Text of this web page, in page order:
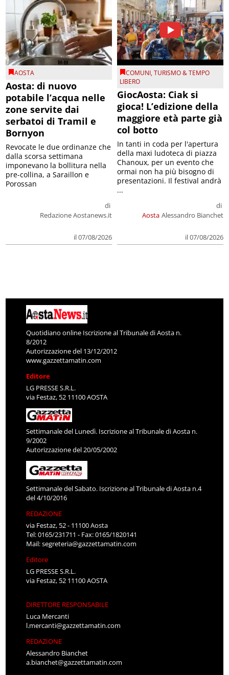
AOSTA
Aosta: di nuovo
potabile l’acqua nelle
zone servite dai
serbatoi di Tramil e
Bornyon
di
Redazione Aostanews.it
il 07/08/2026
Revocate le due ordinanze che
dalla scorsa settimana
imponevano la bollitura nella
pre-collina, a Saraillon e
Porossan
COMUNI,TURISMO & TEMPO
LIBERO
GiocAosta: Ciak si
gioca! L’edizione della
maggiore età parte già
col botto
Aosta
di
Alessandro Bianchet
il 07/08/2026
In tanti in coda per l'apertura
della maxi ludoteca di piazza
Chanoux, per un evento che
ormai non ha più bisogno di
presentazioni. Il festival andrà
...
Quotidiano online Iscrizione al Tribunale di Aosta n.
8/2012
Autorizzazione del 13/12/2012
www.gazzettamatin.com
Editore
LG PRESSE S.R.L.
via Festaz, 52 11100 AOSTA
Settimanale del Lunedì. Iscrizione al Tribunale di Aosta n.
9/2002
Autorizzazione del 20/05/2002
Settimanale del Sabato. Iscrizione al Tribunale di Aosta n.4
del 4/10/2016
REDAZIONE
via Festaz, 52 - 11100 Aosta
Tel: 0165/231711 - Fax: 0165/1820141
Mail:segreteria@gazzettamatin.com
Editore
LG PRESSE S.R.L.
via Festaz, 52 11100 AOSTA
DIRETTORE RESPONSABILE
Luca Mercanti
l.mercanti@gazzettamatin.com
REDAZIONE
Alessandro Bianchet
a.bianchet@gazzettamatin.com